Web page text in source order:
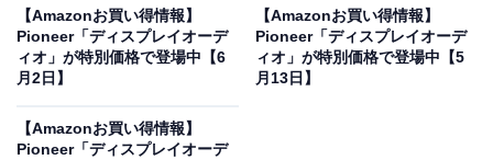
2D ワイヤレス AppleCarPlay AndroidAuto Bluetooth
カロッツェリア
【Amazonお買い得情報】
Pioneer「ディスプレイオーデ
ィオ」が特別価格で登場中【6
月2日】
【Amazonお買い得情報】
Pioneer「ディスプレイオーデ
ィオ」が特別価格で登場中【5
月13日】
【Amazonお買い得情報】
Pioneer「ディスプレイオーデ